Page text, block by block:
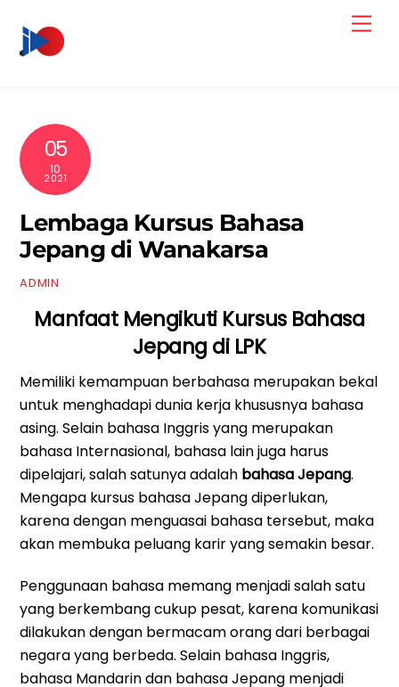
content
05
10
2021
Lembaga Kursus Bahasa
Jepang di Wanakarsa
ADMIN
Manfaat Mengikuti Kursus Bahasa
Jepang di LPK
Memiliki kemampuan berbahasa merupakan bekal
untuk menghadapi dunia kerja khususnya bahasa
asing. Selain bahasa Inggris yang merupakan
bahasa Internasional, bahasa lain juga harus
dipelajari, salah satunya adalah bahasa Jepang.
Mengapa kursus bahasa Jepang diperlukan,
karena dengan menguasai bahasa tersebut, maka
akan membuka peluang karir yang semakin besar.
Penggunaan bahasa memang menjadi salah satu
yang berkembang cukup pesat, karena komunikasi
dilakukan dengan bermacam orang dari berbagai
negara yang berbeda. Selain bahasa Inggris,
bahasa Mandarin dan bahasa Jepang menjadi